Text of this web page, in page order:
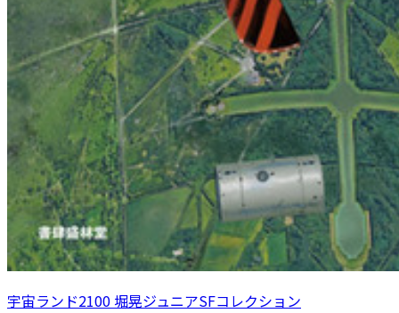
宇宙ランド2100 堀晃ジュニアSFコレクション